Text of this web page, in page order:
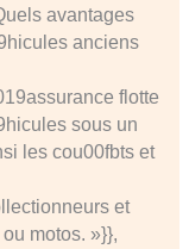
avantages
anciens
flotte
sous un
les cou00fbts et
et
motos. »}},